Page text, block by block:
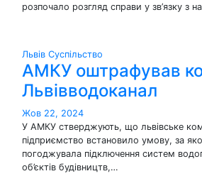
розпочало розгляд справи у зв’язку з
Львів Суспільство
АМКУ оштрафував
Львівводоканал
Жов 22, 2024
У АМКУ стверджують, що львівське
підприємство встановило умову, за
погоджувала підключення систем
об’єктів будівництв,…